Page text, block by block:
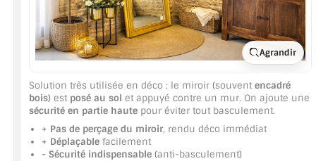
Agrandir
Solution très utilisée en déco : le miroir (souvent encadré
bois) est posé au sol et appuyé contre un mur. On ajoute une
sécurité en partie haute pour éviter tout basculement.
+ Pas de perçage du miroir, rendu déco immédiat
+ Déplaçable facilement
- Sécurité indispensable (anti-basculement)